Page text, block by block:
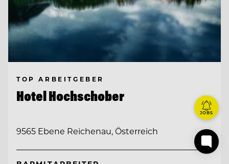
TOP ARBEITGEBER
Hotel Hochschober
9565 Ebene Reichenau, Österreich
JOBS